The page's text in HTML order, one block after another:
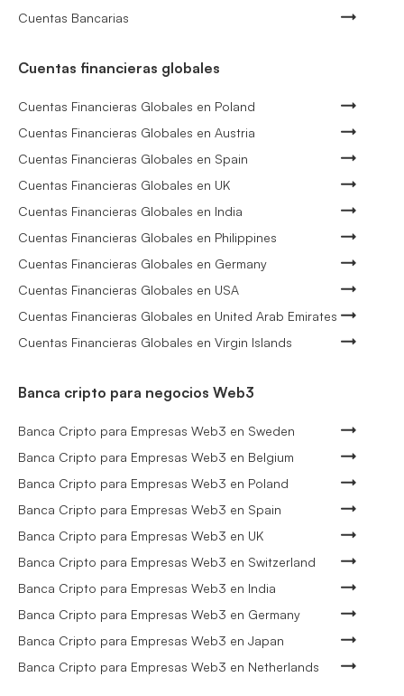
Cuentas Bancarias
Cuentas financieras globales
Cuentas Financieras Globales en Poland
Cuentas Financieras Globales en Austria
Cuentas Financieras Globales en Spain
Cuentas Financieras Globales en UK
Cuentas Financieras Globales en India
Cuentas Financieras Globales en Philippines
Cuentas Financieras Globales en Germany
Cuentas Financieras Globales en USA
Cuentas Financieras Globales en United Arab Emirates
Cuentas Financieras Globales en Virgin Islands
Banca cripto para negocios Web3
Banca Cripto para Empresas Web3 en Sweden
Banca Cripto para Empresas Web3 en Belgium
Banca Cripto para Empresas Web3 en Poland
Banca Cripto para Empresas Web3 en Spain
Banca Cripto para Empresas Web3 en UK
Banca Cripto para Empresas Web3 en Switzerland
Banca Cripto para Empresas Web3 en India
Banca Cripto para Empresas Web3 en Germany
Banca Cripto para Empresas Web3 en Japan
Banca Cripto para Empresas Web3 en Netherlands